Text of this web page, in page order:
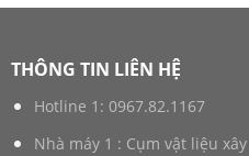
THÔNG TIN LIÊN HỆ
Hotline 1: 0967.82.1167
Nhà máy 1 : Cụm vật liệu